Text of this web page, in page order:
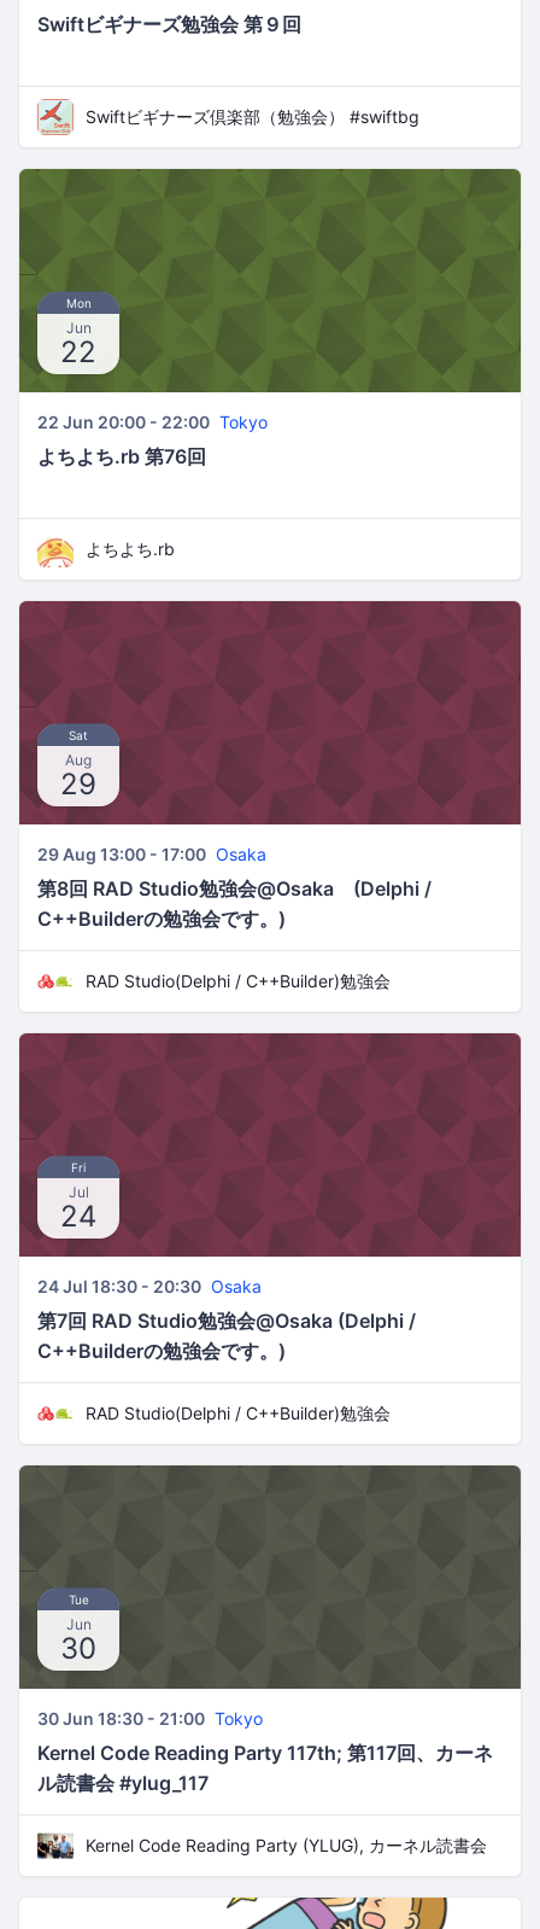
Swiftビギナーズ勉強会 第９回
Swiftビギナーズ倶楽部（勉強会） #swiftbg
Mon
Jun
22
22 Jun 20:00 - 22:00 Tokyo
よちよち.rb 第76回
よちよち.rb
Sat
Aug
29
29 Aug 13:00 - 17:00 Osaka
第8回 RAD Studio勉強会@Osaka (Delphi /
C++Builderの勉強会です。)
RAD Studio(Delphi / C++Builder)勉強会
Fri
Jul
24
24 Jul 18:30 - 20:30 Osaka
第7回 RAD Studio勉強会@Osaka (Delphi /
C++Builderの勉強会です。)
RAD Studio(Delphi / C++Builder)勉強会
Tue
Jun
30
30 Jun 18:30 - 21:00 Tokyo
Kernel Code Reading Party 117th; 第117回、カーネ
ル読書会 #ylug_117
Kernel Code Reading Party (YLUG), カーネル読書会